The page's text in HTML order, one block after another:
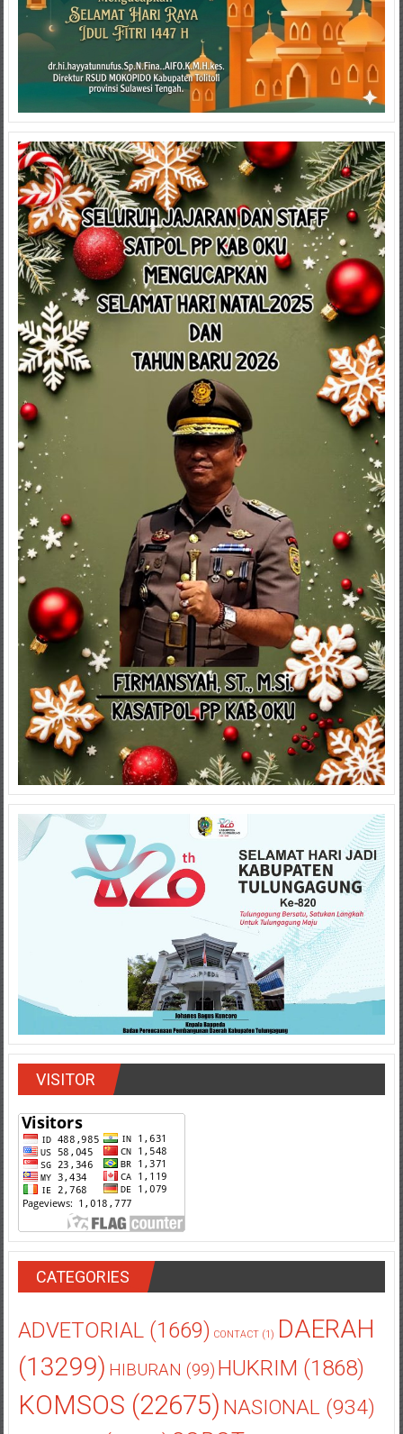
VISITOR
CATEGORIES
ADVETORIAL(1669) CONTACT(1) DAERAH
(13299) HIBURAN (99) HUKRIM (1868)
KOMSOS (22675) NASIONAL(934)